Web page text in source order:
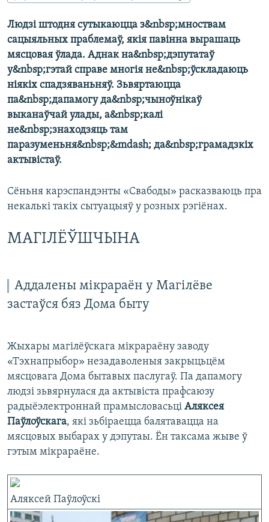
КУЛЬТУРА
КАЛЯНДАР
МОВА
НА ХВАЛЯХ СВАБОДЫ
Людзі штодня сутыкаюцца з&nbsp;мноствам
сацыяльных праблемаў, якія павінна вырашаць
мясцовая ўлада. Аднак на&nbsp;дэпутатаў
у&nbsp;гэтай справе многія не&nbsp;ўскладаюць
ніякіх спадзяваньняў. Зьвяртаюцца
па&nbsp;дапамогу да&nbsp;чыноўнікаў
выканаўчай улады, а&nbsp;калі
не&nbsp;знаходзяць там
паразуменьня&nbsp;&mdash; да&nbsp;грамадзкіх
актывістаў.
Сёньня карэспандэнты «Свабоды» расказваюць пра
некалькі такіх сытуацыяў у розных рэгіёнах.
МАГІЛЁЎШЧЫНА
Аддалены мікрараён у Магілёве
застаўся бяз Дома быту
Жыхары магілёўскага мікрараёну заводу
«Тэхнапрыбор» незадаволеныя закрыцьцём
мясцовага Дома бытавых паслугаў. Па дапамогу
людзі зьвярнулася да актывіста прафсаюзу
радыёэлектроннай прамысловасьці Аляксея
Паўлоўскага, які зьбіраецца балятавацца на
мясцовых выбарах у дэпутаы. Ён таксама жыве ў
гэтым мікрараёне.
Аляксей Паўлоўскі